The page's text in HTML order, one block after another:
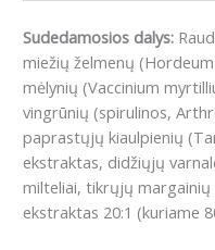
Sudedamosios dalys:
miežių želmenų
mėlynių (Vaccinium
vingrūnių (spirulinos,
paprastųjų kiaulpienių
ekstraktas, didžiųjų
milteliai, tikrųjų margainių
ekstraktas 20:1 (kuriame